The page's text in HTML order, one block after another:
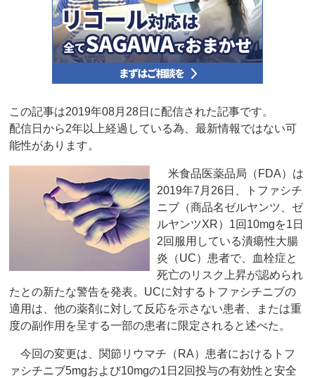
この記事は2019年08月28日に配信された記事です。
配信日から2年以上経過している為、最新情報ではない可
能性があります。
米食品医薬品局（FDA）は
2019年7月26日、トファシチ
ニブ（商品名ゼルヤンツ、ゼ
ルヤンツXR）1回10mgを1日
2回服用している潰瘍性大腸
炎（UC）患者で、血栓症と
死亡のリスク上昇が認められ
たとの新たな警告を発表。UCに対するトファシチニブの
適用は、他の薬剤に対して反応を示さない患者、または重
度の副作用を呈する一部の患者に限定されると述べた。
今回の変更は、関節リウマチ（RA）患者におけるトフ
ァシチニブ5mgおよび10mgの1日2回投与の有効性と安全